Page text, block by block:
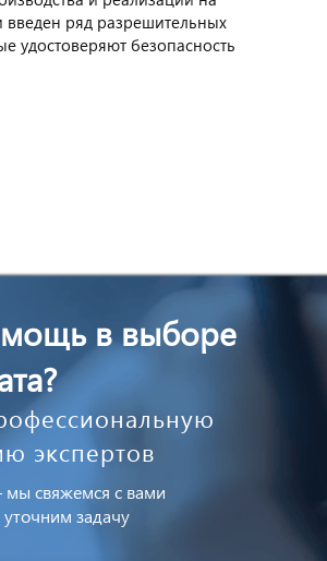
введен ряд разрешительных
удостоверяют безопасность
в выборе
экспертов
свяжемся с вами
задачу